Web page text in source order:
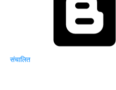
संचालित